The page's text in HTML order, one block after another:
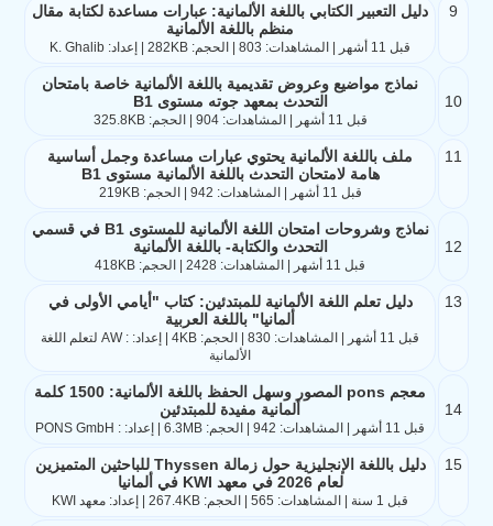
9
دليل التعبير الكتابي باللغة الألمانية: عبارات مساعدة لكتابة مقال
منظم باللغة الألمانية
قبل 11 أشهر | المشاهدات: 803 | الحجم: 282KB | إعداد: K. Ghalib
10
نماذج مواضيع وعروض تقديمية باللغة الألمانية خاصة بامتحان
التحدث بمعهد جوته مستوى B1
قبل 11 أشهر | المشاهدات: 904 | الحجم: 325.8KB
11
ملف باللغة الألمانية يحتوي عبارات مساعدة وجمل أساسية
هامة لامتحان التحدث باللغة الألمانية مستوى B1
قبل 11 أشهر | المشاهدات: 942 | الحجم: 219KB
12
نماذج وشروحات امتحان اللغة الألمانية للمستوى B1 في قسمي
التحدث والكتابة- باللغة الألمانية
قبل 11 أشهر | المشاهدات: 2428 | الحجم: 418KB
13
دليل تعلم اللغة الألمانية للمبتدئين: كتاب "أيامي الأولى في
ألمانيا" باللغة العربية
قبل 11 أشهر | المشاهدات: 830 | الحجم: 4KB | إعداد: : AW لتعلم اللغة
الألمانية
14
معجم pons المصور وسهل الحفظ باللغة الألمانية: 1500 كلمة
ألمانية مفيدة للمبتدئين
قبل 11 أشهر | المشاهدات: 942 | الحجم: 6.3MB | إعداد: : PONS GmbH
15
دليل باللغة الإنجليزية حول زمالة Thyssen للباحثين المتميزين
لعام 2026 في معهد KWI في ألمانيا
قبل 1 سنة | المشاهدات: 565 | الحجم: 267.4KB | إعداد: معهد KWI